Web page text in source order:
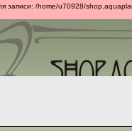
/home/u70928/